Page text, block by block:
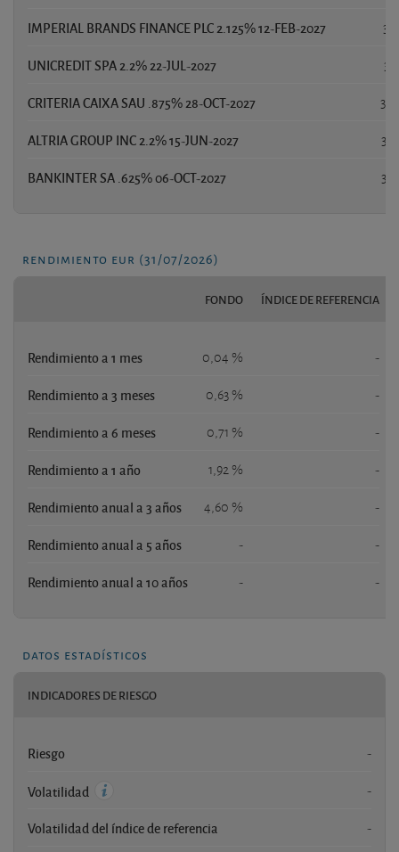
IMPERIAL BRANDS FINANCE PLC 2.125% 12-FEB-2027
UNICREDIT SPA 2.2% 22-JUL-2027
CRITERIA CAIXA SAU .875% 28-OCT-2027
ALTRIA GROUP INC 2.2% 15-JUN-2027
BANKINTER SA .625% 06-OCT-2027
rendimiento eur (31/07/2026)
FONDO ÍNDICE DE REFERENCIA
Rendimiento a 1 mes 0,04 % -
Rendimiento a 3 meses 0,63 % -
Rendimiento a 6 meses 0,71 % -
Rendimiento a 1 año 1,92 % -
Rendimiento anual a 3 años 4,60 % -
Rendimiento anual a 5 años - -
Rendimiento anual a 10 años - -
datos estadísticos
INDICADORES DE RIESGO
Riesgo -
Volatilidad -
Volatilidad del índice de referencia -